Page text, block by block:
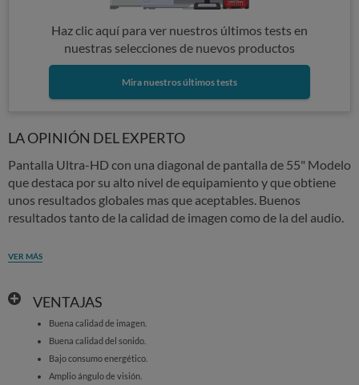
Haz clic aquí para ver nuestros últimos tests en
nuestras selecciones de nuevos productos
Mira nuestros últimos tests
LA OPINIÓN DEL EXPERTO
Pantalla Ultra-HD con una diagonal de pantalla de 55" Modelo
que destaca por su alto nivel de equipamiento y que obtiene
unos resultados globales mas que aceptables. Buenos
resultados tanto de la calidad de imagen como de la del audio.
VER MÁS
VENTAJAS
Buena calidad de imagen.
Buena calidad del sonido.
Bajo consumo energético.
Amplio ángulo de visión.